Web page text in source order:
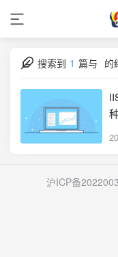
搜索到 1 篇与 的
沪ICP备